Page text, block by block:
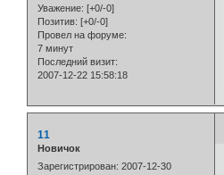
Уважение: [+0/-0]
Позитив: [+0/-0]
Провел на форуме:
7 минут
Последний визит:
2007-12-22 15:58:18
11
Новичок
Зарегистрирован: 2007-12-30